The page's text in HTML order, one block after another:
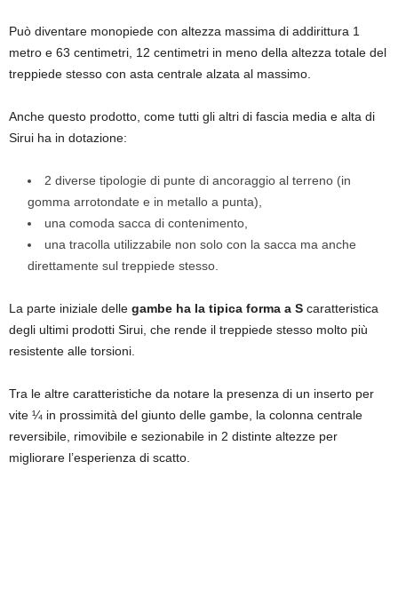
Può diventare monopiede con altezza massima di addirittura 1
metro e 63 centimetri, 12 centimetri in meno della altezza totale del
treppiede stesso con asta centrale alzata al massimo.
Anche questo prodotto, come tutti gli altri di fascia media e alta di
Sirui ha in dotazione:
2 diverse tipologie di punte di ancoraggio al terreno (in
gomma arrotondate e in metallo a punta),
una comoda sacca di contenimento,
una tracolla utilizzabile non solo con la sacca ma anche
direttamente sul treppiede stesso.
La parte iniziale delle gambe ha la tipica forma a S caratteristica
degli ultimi prodotti Sirui, che rende il treppiede stesso molto più
resistente alle torsioni.
Tra le altre caratteristiche da notare la presenza di un inserto per
vite ¼ in prossimità del giunto delle gambe, la colonna centrale
reversibile, rimovibile e sezionabile in 2 distinte altezze per
migliorare l’esperienza di scatto.